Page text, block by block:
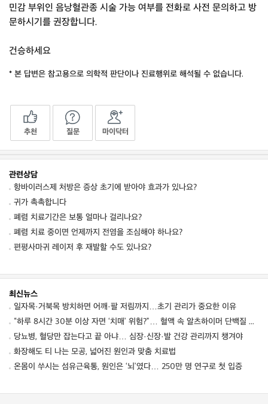
민감 부위인 음낭혈관종 시술 가능 여부를 전화로 사전 문의하고 방
문하시기를 권장합니다.
건승하세요
* 본 답변은 참고용으로 의학적 판단이나 진료행위로 해석될 수 없습니다.
추천 질문 마이닥터
관련상담
항바이러스제 처방은 증상 초기에 받아야 효과가 있나요?
귀가 촉촉합니다
폐렴 치료기간은 보통 얼마나 걸리나요?
폐렴 치료 중이면 언제까지 전염을 조심해야 하나요?
편평사마귀 레이저 후 재발할 수도 있나요?
최신뉴스
일자목·거북목 방치하면 어깨·팔 저림까지…초기 관리가 중요한 이유
“하루 8시간 30분 이상 자면 ‘치매’ 위험?”… 혈액 속 알츠하이머 단백질 늘었다
당뇨병, 혈당만 잡는다고 끝 아냐… 심장·신장·발 건강 관리까지 챙겨야
화장해도 티 나는 모공, 넓어진 원인과 맞춤 치료법
온몸이 쑤시는 섬유근육통, 원인은 ‘뇌’였다… 250만 명 연구로 첫 입증